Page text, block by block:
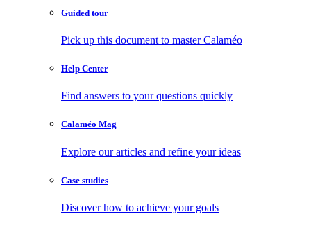
Guided tour
Pick up this document to master Calaméo
Help Center
Find answers to your questions quickly
Calaméo Mag
Explore our articles and refine your ideas
Case studies
Discover how to achieve your goals